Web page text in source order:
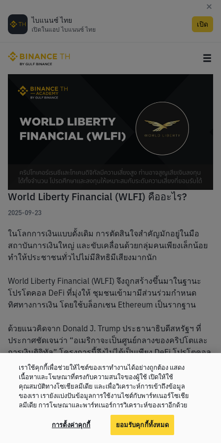
ไบแนนซ์ ไทย
เปิดในแอป ไบแนนซ์ ไทย
เปิด
World Liberty Financial (WLFI) คืออะไร?
2025-09-23
ในโลกการเงินแบบดั้งเดิม การตัดสินใจสำคัญมักอยู่ในมือ
สถาบันการเงินใหญ่ และขับเคลื่อนด้วยกลุ่มคนเพียงเล็กน้อย
ทำให้ประชาชนทั่วไปไม่มีสิทธิมีเสียงมากนัก
World Liberty Financial (WLFI) จึงถูกสร้างขึ้นมาในฐานะ
โปรโตคอล DeFi ที่มุ่งให้ ชุมชนเข้ามามีส่วนร่วมกำหนด
ทิศทางการเงิน โดยใช้บล็อกเชน Ethereum เป็นรากฐาน
ด้วยแนวคิดจาก Donald J. Trump ประธานาธิบดีสหรัฐฯ ที่
ประกาศชัดเจนว่า “อเมริกาจะเป็นศูนย์กลางของคริปโตและ
การเงินดิจิทัล” โครงการนี้จึงไม่ได้เป็นเพียง DeFi โปรโตคอล
ทั่วไป แต่ยังสะท้อนถึงอุดมการณ์ทางการเมืองที่ต้องการ
ปกป้อง เสรีภาพทางการเงิน และบทบาทของดอลลาร์ในฐานะ
เงินสำรองโลก
เราใช้คุกกี้เพื่อช่วยให้ไซต์ของเราทำงานได้อย่างถูกต้อง แสดง
เนื้อหาและโฆษณาที่ตรงกับความสนใจของผู้ใช้ เปิดให้ใช้
คุณสมบัติทางโซเชียลมีเดีย และเพื่อวิเคราะห์การเข้าถึงข้อมูล
ของเรา เรายังแบ่งปันข้อมูลการใช้งานไซต์กับพาร์ทเนอร์โซเชีย
ลมีเดีย การโฆษณาและพาร์ทเนอร์การวิเคราะห์ของเราอีกด้วย
การตั้งค่าคุกกี้ ยอมรับคุกกี้ทั้งหมด